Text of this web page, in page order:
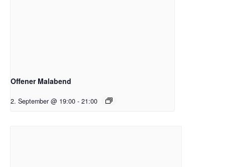
Offener Malabend
2. September @ 19:00 - 21:00